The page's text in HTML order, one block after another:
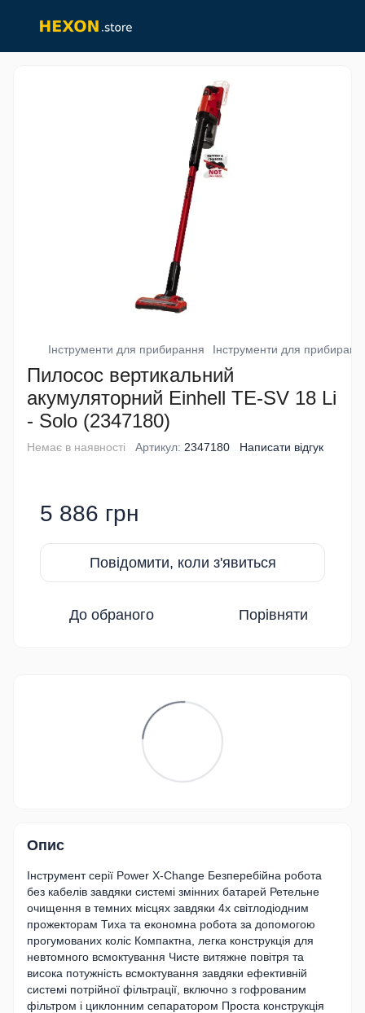
Інструменти для прибирання Інструменти для
Пилосос вертикальний
акумуляторний Einhell TE-SV 18 Li
- Solo (2347180)
Немає в наявності Артикул: 2347180 Написати відгук
5 886 грн
Повідомити, коли з'явиться
До обраного Порівняти
Опис
Інструмент серії Power X-Change Безперебійна робота
без кабелів завдяки системі змінних батарей Ретельне
очищення в темних місцях завдяки 4x світлодіодним
прожекторам Тиха та економна робота за допомогою
прогумованих коліс Компактна, легка конструкція для
невтомного всмоктування Чисте витяжне повітря та
висока потужність всмоктування завдяки ефективній
системі потрійної фільтрації, включно з гофрованим
фільтром і циклонним сепаратором Проста конструкція